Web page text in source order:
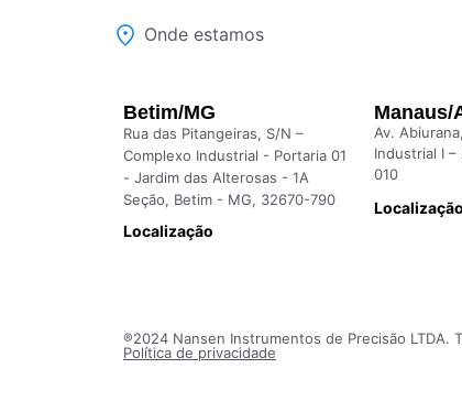
Onde estamos
Betim/MG
Rua das Pitangeiras, S/N –
Complexo Industrial - Portaria 01
- Jardim das Alterosas - 1A
Seção, Betim - MG, 32670-790
Localização
Manaus/
Av.
Industrial I –
010
Localização
®2024 Nansen Instrumentos de Precisão LTDA.
Política de privacidade